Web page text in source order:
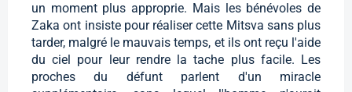
un moment plus approprie. Mais les bénévoles de
Zaka ont insiste pour réaliser cette Mitsva sans plus
tarder, malgré le mauvais temps, et ils ont reçu l'aide
du ciel pour leur rendre la tache plus facile. Les
proches du défunt parlent d'un miracle